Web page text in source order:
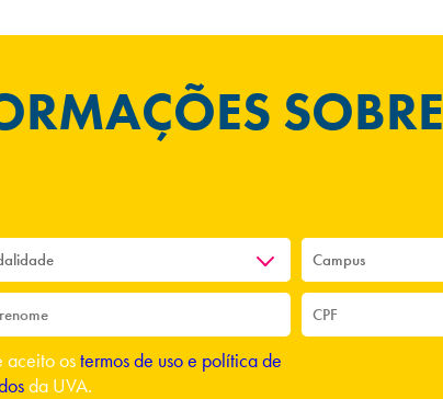
SOBRE
aceito ostermos de uso e política de
da UVA.